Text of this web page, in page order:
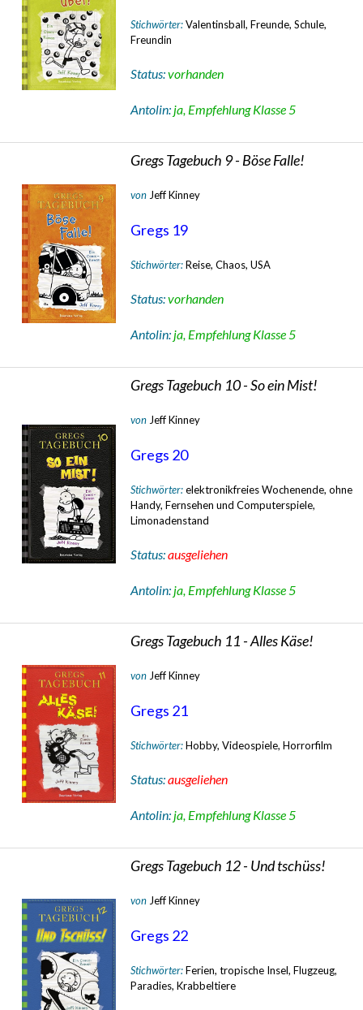
Stichwörter:Valentinsball, Freunde, Schule,
Freundin
Status:vorhanden
Antolin: ja, Empfehlung Klasse 5
Gregs Tagebuch 9 - Böse Falle!
von Jeff Kinney
Gregs 19
Stichwörter:Reise, Chaos, USA
Status:vorhanden
Antolin: ja, Empfehlung Klasse 5
Gregs Tagebuch 10 - So ein Mist!
von Jeff Kinney
Gregs 20
Stichwörter:elektronikfreies Wochenende, ohne
Handy, Fernsehen und Computerspiele,
Limonadenstand
Status:ausgeliehen
Antolin: ja, Empfehlung Klasse 5
Gregs Tagebuch 11 - Alles Käse!
von Jeff Kinney
Gregs 21
Stichwörter:Hobby, Videospiele, Horrorfilm
Status:ausgeliehen
Antolin: ja, Empfehlung Klasse 5
Gregs Tagebuch 12 - Und tschüss!
von Jeff Kinney
Gregs 22
Stichwörter:Ferien, tropische Insel, Flugzeug,
Paradies, Krabbeltiere